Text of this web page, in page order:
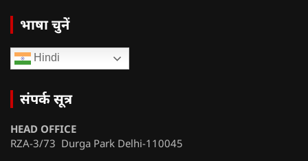
भाषा चुनें
Hindi
संपर्क सूत्र
HEAD OFFICE
RZA-3/73 Durga Park Delhi-110045